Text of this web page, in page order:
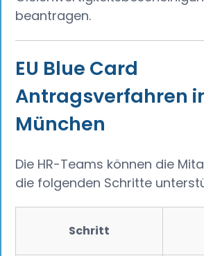
beantragen.
EU Blue Card
Antragsverfahren
München
Die HR-Teams können die
die folgenden Schritte
Schritt